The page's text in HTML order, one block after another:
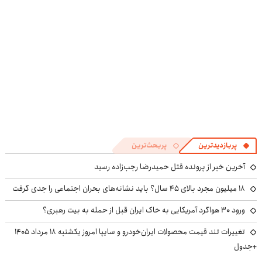
پربازدیدترین پربحث‌ترین
آخرین خبر از پرونده قتل حمیدرضا رجب‌زاده رسید
۱۸ میلیون مجرد بالای ۴۵ سال؟ باید نشانه‌های بحران اجتماعی را جدی گرفت
ورود ۳۰ هواگرد آمریکایی به خاک ایران قبل از حمله به بیت رهبری؟
تغییرات تند قیمت محصولات ایران‌خودرو و سایپا امروز یکشنبه ۱۸ مرداد ۱۴۰۵
+جدول